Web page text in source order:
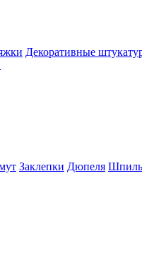
Декоративные
Заклепки Дюпеля